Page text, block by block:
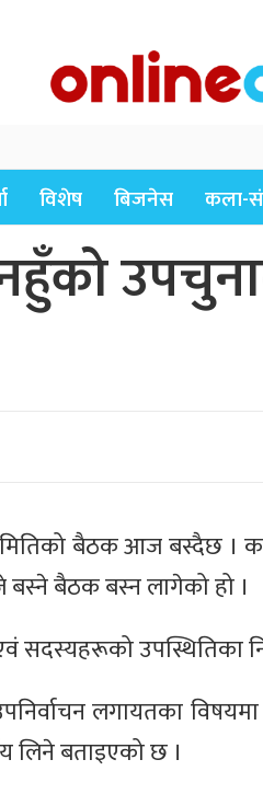
विशेष बिजनेस कला-
बैठक आज बस्दैछ ।
बस्ने बैठक बस्न लागेको हो ।
सदस्यहरूको उपस्थितिका
लगायतका
लिने बताइएको छ ।